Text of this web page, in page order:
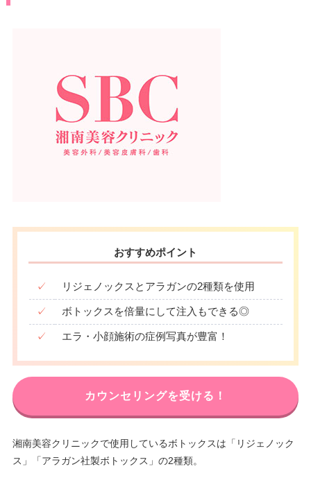
おすすめポイント
✓ リジェノックスとアラガンの2種類を使用
✓ ボトックスを倍量にして注入もできる◎
✓ エラ・小顔施術の症例写真が豊富！
カウンセリングを受ける！
湘南美容クリニックで使用しているボトックスは「リジェノック
ス」「アラガン社製ボトックス」の2種類。